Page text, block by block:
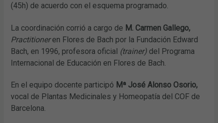
(45h) de acuerdo con el esquema programado.
La coordinación corrió a cargo de M. Carmen Gallego,
Practitioneren Flores de Bach por la Fundación Edward
Bach, en 1996, profesora oficial (trainer) del Programa
Internacional de Educación en Flores de Bach.
En el equipo docente participó Mª José Alonso Osorio,
vocal de Plantas Medicinales y Homeopatía del COF de
Barcelona.